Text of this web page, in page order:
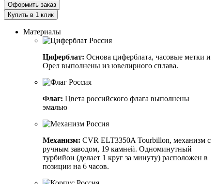
Оформить заказ
Купить в 1 клик
Материалы
Циферблат: Основа циферблата, часовые метки и
Орел выполнены из ювелирного сплава.
Флаг: Цвета российского флага выполнены
эмалью
Механизм: CVR ELT3350A Tourbillon, механизм с
ручным заводом, 19 камней. Одноминутный
турбийон (делает 1 круг за минуту) расположен в
позиции на 6 часов.